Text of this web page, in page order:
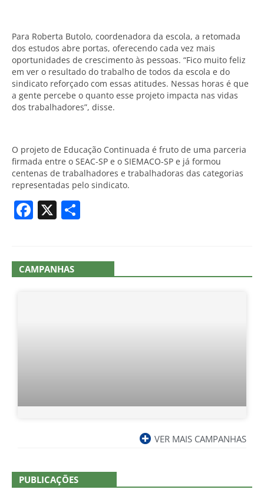
Para Roberta Butolo, coordenadora da escola, a retomada
dos estudos abre portas, oferecendo cada vez mais
oportunidades de crescimento às pessoas. “Fico muito feliz
em ver o resultado do trabalho de todos da escola e do
sindicato reforçado com essas atitudes. Nessas horas é que
a gente percebe o quanto esse projeto impacta nas vidas
dos trabalhadores”, disse.
O projeto de Educação Continuada é fruto de uma parceria
firmada entre o SEAC-SP e o SIEMACO-SP e já formou
centenas de trabalhadores e trabalhadoras das categorias
representadas pelo sindicato.
Facebook
X
CAMPANHAS
VER MAIS CAMPANHAS
PUBLICAÇÕES